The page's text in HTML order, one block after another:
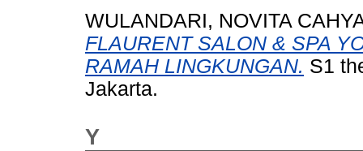
WULANDARI, NOVITA
FLAURENT SALON & SPA
RAMAH LINGKUNGAN. S1
Jakarta.
Y